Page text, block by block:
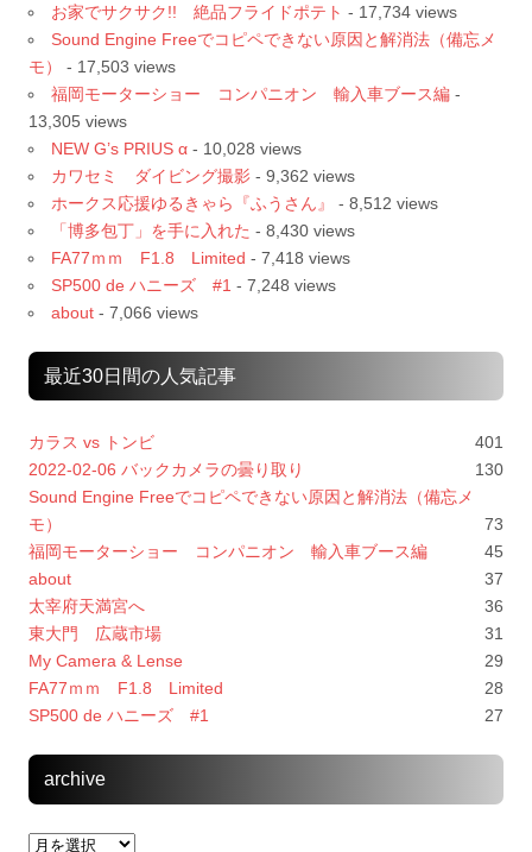
お家でサクサク!! 絶品フライドポテト - 17,734 views
Sound Engine Freeでコピペできない原因と解消法（備忘メ
モ）
- 17,503 views
福岡モーターショー コンパニオン 輸入車ブース編 -
13,305 views
NEW G’s PRIUS α - 10,028 views
カワセミ ダイビング撮影 - 9,362 views
ホークス応援ゆるきゃら『ふうさん』
- 8,512 views
「博多包丁」を手に入れた - 8,430 views
FA77ｍｍ F1.8 Limited - 7,418 views
SP500 de ハニーズ #1 - 7,248 views
about - 7,066 views
最近30日間の人気記事
カラス vs トンビ
401
2022-02-06 バックカメラの曇り取り
130
Sound Engine Freeでコピペできない原因と解消法（備忘メ
モ）
73
福岡モーターショー コンパニオン 輸入車ブース編
45
about
37
太宰府天満宮へ
36
東大門 広蔵市場
31
My Camera & Lense
29
FA77ｍｍ F1.8 Limited
28
SP500 de ハニーズ #1
27
archive
archive